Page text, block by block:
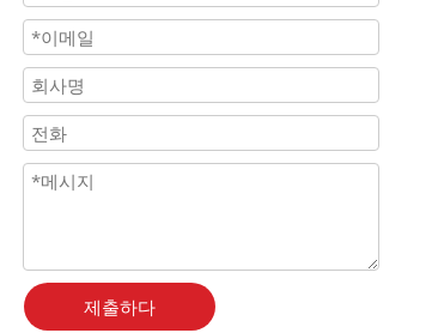
제출하다